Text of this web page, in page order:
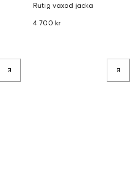
Rutig vaxad jacka
4 700 kr